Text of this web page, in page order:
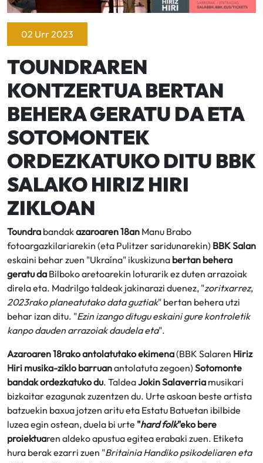
02 Urr 2023
TOUNDRAREN
KONTZERTUA BERTAN
BEHERA GERATU DA ETA
SOTOMONTEK
ORDEZKATUKO DITU BBK
SALAKO HIRIZ HIRI
ZIKLOAN
Toundra bandakazaroaren 18an Manu Brabo
fotoargazkilariarekin (eta Pulitzer saridunarekin) BBK Salan
eskaini behar zuen "Ukraína" ikuskizuna bertan behera
geratu da Bilboko aretoarekin loturarik ez duten arrazoiak
direla eta. Madrilgo taldeak jakinarazi duenez, "zoritxarrez,
2023rako planeatutako data guztiak" bertan behera utzi
behar izan ditu. "Ezin izango ditugu eskaini gure kontroletik
kanpo dauden arrazoiak daudela eta".
Azaroaren 18rako antolatutako ekimena(BBK Salaren Hiriz
Hiri musika-ziklo barruanantolatuta zegoen) Sotomonte
bandak ordezkatuko du. TaldeaJokin Salaverria musikari
bizkaitar ezagunak zuzentzen du. Urte askoan beste artista
batzuekin baxua jotzen aritu eta Estatu Batuetan ibilbide
luzea egin ostean, duela bi urte "hard folk"eko bere
proiektuaren aldeko apustua egitea erabaki zuen. Etiketa
hura berak ezarri zuen "Britainia Handiko psikodeliaren eta